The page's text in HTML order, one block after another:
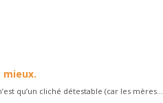
mieux.
qu’un cliché détestable (car les mères...